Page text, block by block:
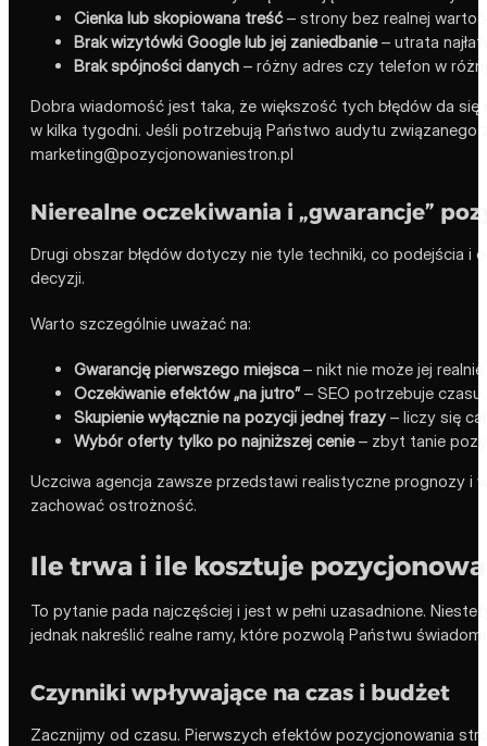
Cienka lub skopiowana treść– strony bez realnej
Brak wizytówki Google lub jej zaniedbanie– utrata
Brak spójności danych – różny adres czy telefon w
Dobra wiadomość jest taka, że większość tych błędów da
w kilka tygodni. Jeśli potrzebują Państwo audytu
marketing@pozycjonowaniestron.pl
Nierealne oczekiwania i „gwarancje”
Drugi obszar błędów dotyczy nie tyle techniki, co podejścia i
decyzji.
Warto szczególnie uważać na:
Gwarancję pierwszego miejsca – nikt nie może jej
Oczekiwanie efektów „na jutro”– SEO potrzebuje
Skupienie wyłącznie na pozycji jednej frazy – liczy się
Wybór oferty tylko po najniższej cenie– zbyt tanie
Uczciwa agencja zawsze przedstawi realistyczne prognozy i
zachować ostrożność.
Ile trwa i ile kosztuje
To pytanie pada najczęściej i jest w pełni uzasadnione.
jednak nakreślić realne ramy, które pozwolą Państwu
Czynniki wpływające na czas i budżet
Zacznijmy od czasu. Pierwszych efektów pozycjonowania